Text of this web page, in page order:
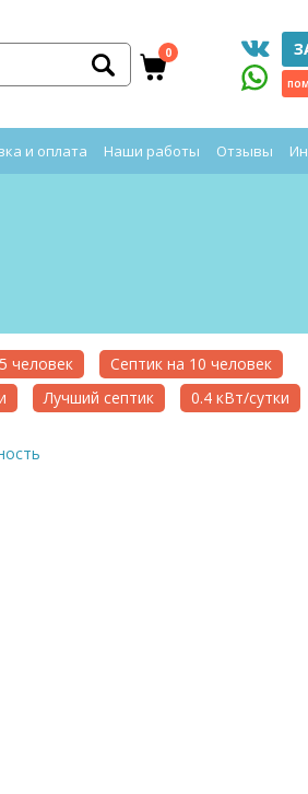
0
и оплата Наши работы Отзывы
человек
Септик на 10 человек
Лучший септик 0.4 кВт/сутки